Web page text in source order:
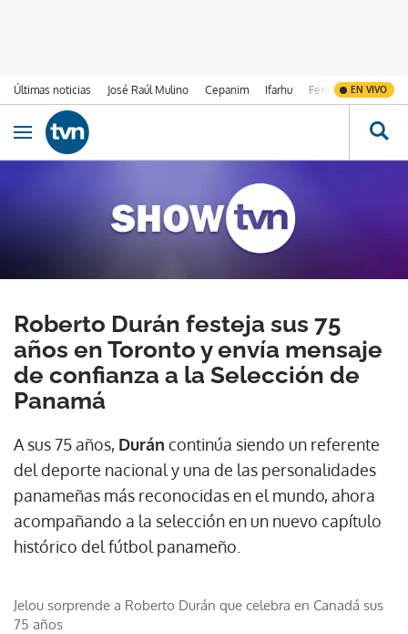
Últimas noticias José Raúl Mulino Cepanim Ifarhu Fenómeno de El
EN VIVO
Ir al contenido
Obrir navegació
Roberto Durán festeja sus 75
años en Toronto y envía mensaje
de confianza a la Selección de
Panamá
A sus 75 años, Durán continúa siendo un referente
del deporte nacional y una de las personalidades
panameñas más reconocidas en el mundo, ahora
acompañando a la selección en un nuevo capítulo
histórico del fútbol panameño.
Jelou sorprende a Roberto Durán que celebra en Canadá sus
75 años